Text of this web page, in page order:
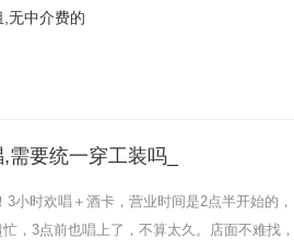
无中介费的
要统一穿工装吗_
时欢唱＋酒卡，营业时间是2点半开始的，
，3点前也唱上了，不算太久。店面不难找，